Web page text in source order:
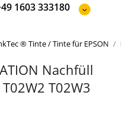
1603 333180
® Tinte / Tinte für EPSON
Nachfüll
T02W3